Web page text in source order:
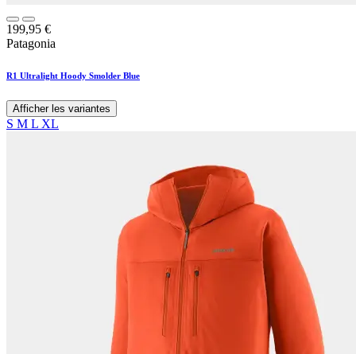
199,95 €
Patagonia
R1 Ultralight Hoody Smolder Blue
Afficher les variantes
S M L XL